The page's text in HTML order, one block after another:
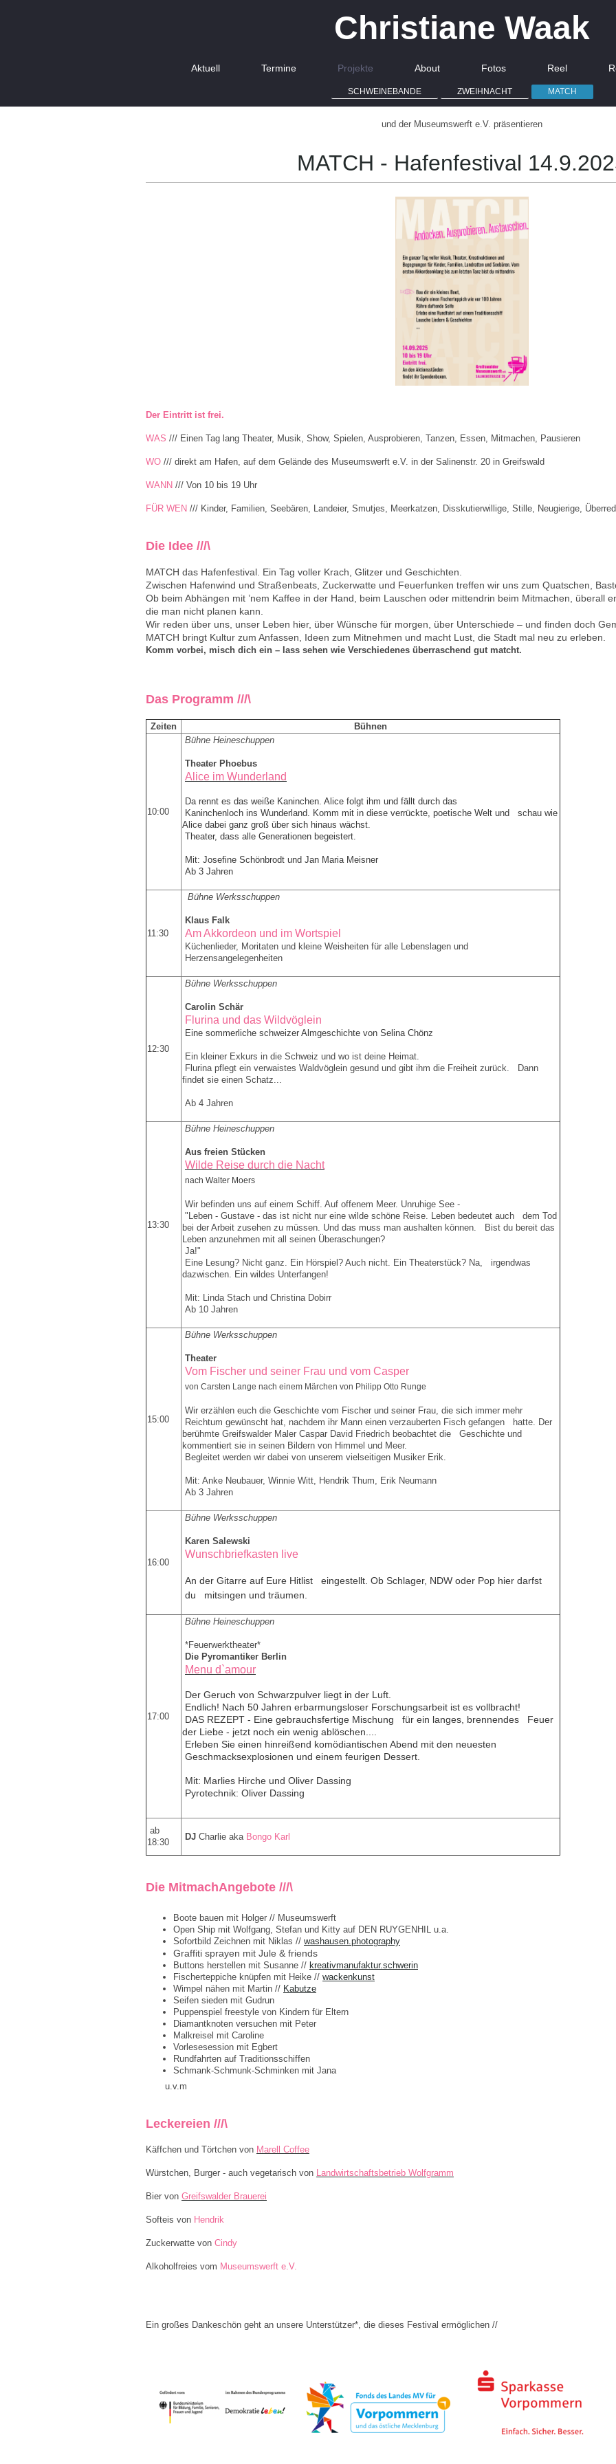
Christiane Waak
Aktuell Termine Projekte About Fotos Reel
SCHWEINEBANDE ZWEIHNACHT MATCH
und der Museumswerft e.V. präsentieren
MATCH - Hafenfestival
Der Eintritt ist frei.
WAS /// Einen Tag lang Theater, Musik, Show, Spielen, Ausprobieren, Tanzen, Essen, Mitmachen, Pausieren
WO /// direkt am Hafen, auf dem Gelände des Museumswerft e.V. in der Salinenstr. 20 in Greifswald
WANN /// Von 10 bis 19 Uhr
FÜR WEN /// Kinder, Familien, Seebären, Landeier, Smutjes, Meerkatzen, Disskutierwillige, Stille, Neugierige,
Die Idee ///\
MATCH das Hafenfestival. Ein Tag voller Krach, Glitzer und Geschichten.
Zwischen Hafenwind und Straßenbeats, Zuckerwatte und Feuerfunken treffen wir uns zum Quatschen,
Ob beim Abhängen mit ’nem Kaffee in der Hand, beim Lauschen oder mittendrin beim Mitmachen, überall
die man nicht planen kann.
Wir reden über uns, unser Leben hier, über Wünsche für morgen, über Unterschiede – und finden doch
MATCH bringt Kultur zum Anfassen, Ideen zum Mitnehmen und macht Lust, die Stadt mal neu zu erleben.
Komm vorbei, misch dich ein – lass sehen wie Verschiedenes überraschend gut matcht.
Das Programm ///\
Zeiten Bühnen
10:00
Bühne Heineschuppen
Theater Phoebus
Alice im Wunderland
Da rennt es das weiße Kaninchen. Alice folgt ihm und fällt durch das
Kaninchenloch ins Wunderland. Komm mit in diese verrückte, poetische Welt und schau wie
Alice dabei ganz groß über sich hinaus wächst.
Theater, dass alle Generationen begeistert.
Mit: Josefine Schönbrodt und Jan Maria Meisner
Ab 3 Jahren
11:30
Bühne Werksschuppen
Klaus Falk
Am Akkordeon und im Wortspiel
Küchenlieder, Moritaten und kleine Weisheiten für alle Lebenslagen und
Herzensangelegenheiten
12:30
Bühne Werksschuppen
Carolin Schär
Flurina und das Wildvöglein
Eine sommerliche schweizer Almgeschichte von Selina Chönz
Ein kleiner Exkurs in die Schweiz und wo ist deine Heimat.
Flurina pflegt ein verwaistes Waldvöglein gesund und gibt ihm die Freiheit zurück. Dann
findet sie einen Schatz...
Ab 4 Jahren
13:30
Bühne Heineschuppen
Aus freien Stücken
Wilde Reise durch die Nacht
nach Walter Moers
Wir befinden uns auf einem Schiff. Auf offenem Meer. Unruhige See -
"Leben - Gustave - das ist nicht nur eine wilde schöne Reise. Leben bedeutet auch dem Tod
bei der Arbeit zusehen zu müssen. Und das muss man aushalten können. Bist du bereit das
Leben anzunehmen mit all seinen Überaschungen?
Ja!"
Eine Lesung? Nicht ganz. Ein Hörspiel? Auch nicht. Ein Theaterstück? Na, irgendwas
dazwischen. Ein wildes Unterfangen!
Mit: Linda Stach und Christina Dobirr
Ab 10 Jahren
15:00
Bühne Werksschuppen
Theater
Vom Fischer und seiner Frau und vom Casper
von Carsten Lange nach einem Märchen von Philipp Otto Runge
Wir erzählen euch die Geschichte vom Fischer und seiner Frau, die sich immer mehr
Reichtum gewünscht hat, nachdem ihr Mann einen verzauberten Fisch gefangen hatte. Der
berühmte Greifswalder Maler Caspar David Friedrich beobachtet die Geschichte und
kommentiert sie in seinen Bildern von Himmel und Meer.
Begleitet werden wir dabei von unserem vielseitigen Musiker Erik.
Mit: Anke Neubauer, Winnie Witt, Hendrik Thum, Erik Neumann
Ab 3 Jahren
16:00
Bühne Werksschuppen
Karen Salewski
Wunschbriefkasten live
An der Gitarre auf Eure Hitlist eingestellt. Ob Schlager, NDW oder Pop hier darfst
du mitsingen und träumen.
17:00
Bühne Heineschuppen
*Feuerwerktheater*
Die Pyromantiker Berlin
Menu d`amour
Der Geruch von Schwarzpulver liegt in der Luft.
Endlich! Nach 50 Jahren erbarmungsloser Forschungsarbeit ist es vollbracht!
DAS REZEPT - Eine gebrauchsfertige Mischung für ein langes, brennendes Feuer
der Liebe - jetzt noch ein wenig ablöschen....
Erleben Sie einen hinreißend komödiantischen Abend mit den neuesten
Geschmacksexplosionen und einem feurigen Dessert.
Mit: Marlies Hirche und Oliver Dassing
Pyrotechnik: Oliver Dassing
ab
18:30
DJ Charlie aka Bongo Karl
Die MitmachAngebote ///\
Boote bauen mit Holger // Museumswerft
Open Ship mit Wolfgang, Stefan und Kitty auf DEN RUYGENHIL u.a.
Sofortbild Zeichnen mit Niklas // washausen.photography
Graffiti sprayen mit Jule & friends
Buttons herstellen mit Susanne // kreativmanufaktur.schwerin
Fischerteppiche knüpfen mit Heike // wackenkunst
Wimpel nähen mit Martin // Kabutze
Seifen sieden mit Gudrun
Puppenspiel freestyle von Kindern für Eltern
Diamantknoten versuchen mit Peter
Malkreisel mit Caroline
Vorlesesession mit Egbert
Rundfahrten auf Traditionsschiffen
Schmank-Schmunk-Schminken mit Jana
u.v.m
Leckereien ///\
Käffchen und Törtchen von Marell Coffee
Würstchen, Burger - auch vegetarisch von Landwirtschaftsbetrieb Wolfgramm
Bier von Greifswalder Brauerei
Softeis von Hendrik
Zuckerwatte von Cindy
Alkoholfreies vom Museumswerft e.V.
Ein großes Dankeschön geht an unsere Unterstützer*, die dieses Festival ermöglichen //